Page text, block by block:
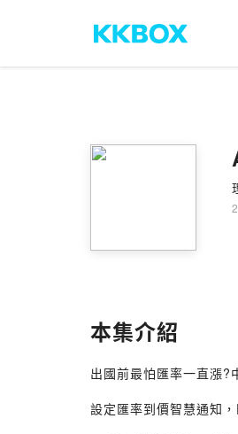
本集介紹
出國前最怕匯率一直漲?
設定匯率到價智慧通知